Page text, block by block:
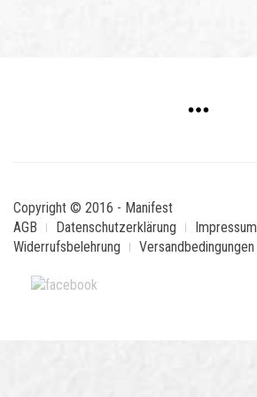
Copyright © 2016 - Manifest
AGB
Datenschutzerklärung Impressum
Widerrufsbelehrung
Versandbedingungen